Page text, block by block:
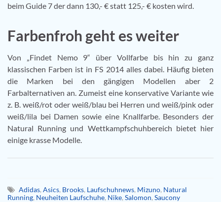
beim Guide 7 der dann 130,- € statt 125,- € kosten wird.
Farbenfroh geht es weiter
Von „Findet Nemo 9“ über Vollfarbe bis hin zu ganz
klassischen Farben ist in FS 2014 alles dabei. Häufig bieten
die Marken bei den gängigen Modellen aber 2
Farbalternativen an. Zumeist eine konservative Variante wie
z. B. weiß/rot oder weiß/blau bei Herren und weiß/pink oder
weiß/lila bei Damen sowie eine Knallfarbe. Besonders der
Natural Running und Wettkampfschuhbereich bietet hier
einige krasse Modelle.
Adidas, Asics, Brooks, Laufschuhnews, Mizuno, Natural
Running, Neuheiten Laufschuhe, Nike, Salomon, Saucony